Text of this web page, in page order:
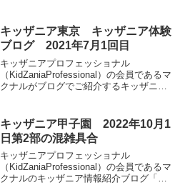
リアルタイム更新していきます。皆様の
参考になりましたら幸いです。
キッザニア東京 キッザニア体験
ブログ 2021年7月1回目
キッザニアプロフェッショナル
（KidZaniaProfessional）の会員であるマ
クナルがブログでご紹介するキッザニア
入場だったので、2回に分けて体験記を記
載します。皆様の参考になりましたら幸
いです。
キッザニア甲子園 2022年10月1
日第2部の混雑具合
キッザニアプロフェッショナル
（KidZaniaProfessional）の会員であるマ
クナルのキッザニア情報紹介ブログ「キ